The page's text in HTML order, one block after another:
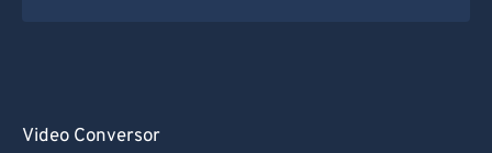
Video Conversor